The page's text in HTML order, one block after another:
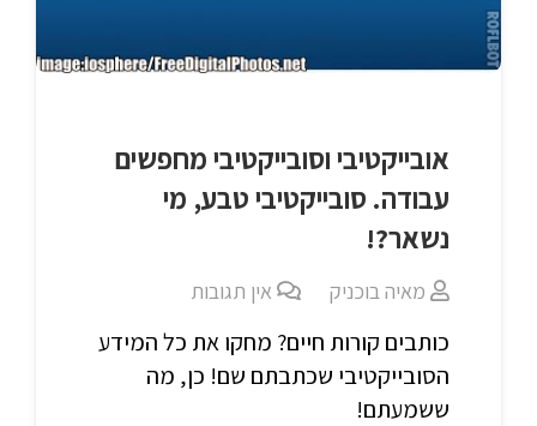
אובייקטיבי וסובייקטיבי מחפשים
עבודה. סובייקטיבי טבע, מי
נשאר?!
מאיה בוכניק אין תגובות
כותבים קורות חיים? מחקו את כל המידע
הסובייקטיבי שכתבתם שם! כן, מה
ששמעתם!